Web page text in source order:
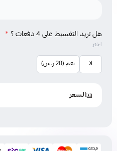
هل تريد التقسيط على 4 دفعات ؟ *
اختر
لا نعم (20 ر.س)
السعر